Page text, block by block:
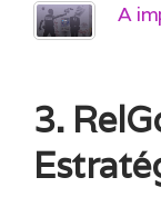
A
3.